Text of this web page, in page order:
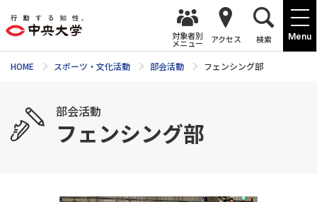
Menu
対象者別
メニュー アクセス 検索
HOME スポーツ・文化活動 部会活動 フェンシング部
部会活動
フェンシング部